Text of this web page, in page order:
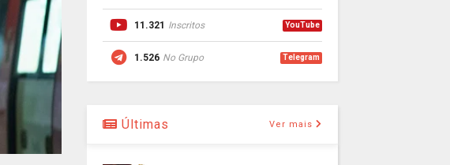
11.321 Inscritos YouTube
1.526 No Grupo Telegram
Últimas Ver mais